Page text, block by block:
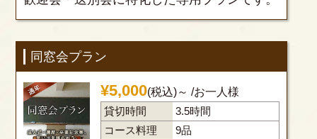
同窓会プラン
¥5,000(税込)～ /お一人様
貸切時間
3.5時間
コース料理
9品